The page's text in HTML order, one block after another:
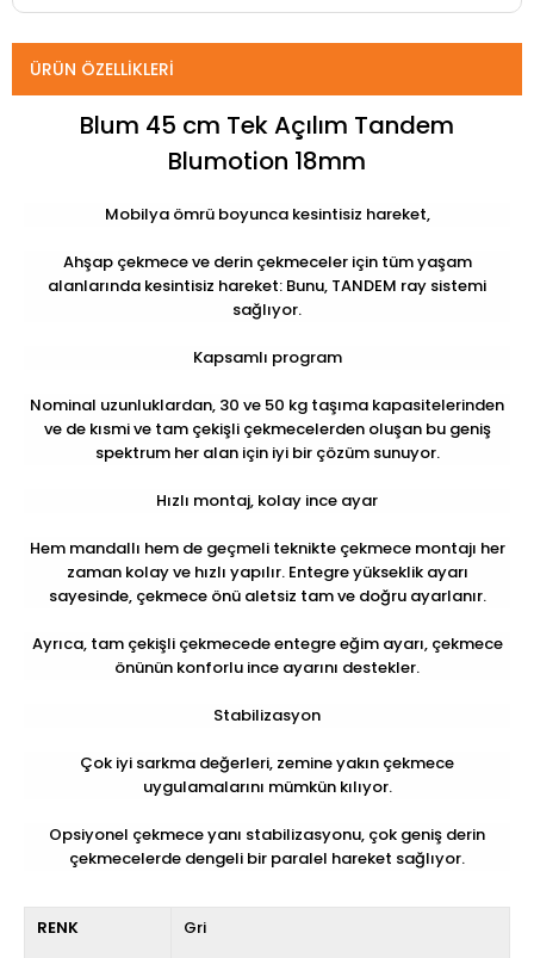
ÜRÜN ÖZELLIKLERI
Blum 45 cm Tek Açılım Tandem
Blumotion 18mm
Mobilya ömrü boyunca kesintisiz hareket,
Ahşap çekmece ve derin çekmeceler için tüm yaşam
alanlarında kesintisiz hareket: Bunu, TANDEM ray sistemi
sağlıyor.
Kapsamlı program
Nominal uzunluklardan, 30 ve 50 kg taşıma kapasitelerinden
ve de kısmi ve tam çekişli çekmecelerden oluşan bu geniş
spektrum her alan için iyi bir çözüm sunuyor.
Hızlı montaj, kolay ince ayar
Hem mandallı hem de geçmeli teknikte çekmece montajı her
zaman kolay ve hızlı yapılır. Entegre yükseklik ayarı
sayesinde, çekmece önü aletsiz tam ve doğru ayarlanır.
Ayrıca, tam çekişli çekmecede entegre eğim ayarı, çekmece
önünün konforlu ince ayarını destekler.
Stabilizasyon
Çok iyi sarkma değerleri, zemine yakın çekmece
uygulamalarını mümkün kılıyor.
Opsiyonel çekmece yanı stabilizasyonu, çok geniş derin
çekmecelerde dengeli bir paralel hareket sağlıyor.
RENK Gri